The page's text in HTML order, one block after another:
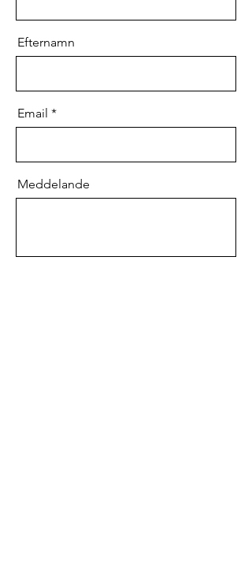
Efternamn
Email
Meddelande